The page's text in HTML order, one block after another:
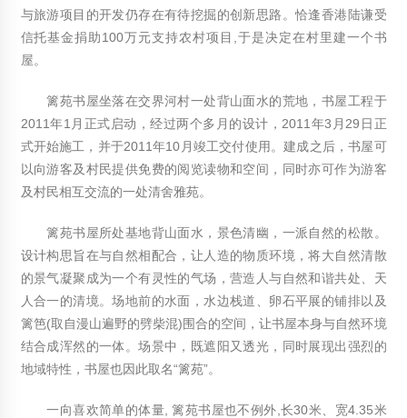
增强木结构建筑的安全性因素
2013年9月5日
2012年7月12日
2012年材料科学与纳米技术国际会议(ICMSN2012)
2012年2月16日
上海博远木业：专业设计建造木结构木屋、木别墅
与旅游项目的开发仍存在有待挖掘的创新思路。恰逢香港陆谦受
信托基金捐助100万元支持农村项目,于是决定在村里建一个书
屋。
篱苑书屋坐落在交界河村一处背山面水的荒地，书屋工程于
2011年1月正式启动，经过两个多月的设计，2011年3月29日正
式开始施工，并于2011年10月竣工交付使用。建成之后，书屋可
以向游客及村民提供免费的阅览读物和空间，同时亦可作为游客
及村民相互交流的一处清舍雅苑。
篱苑书屋所处基地背山面水，景色清幽，一派自然的松散。
设计构思旨在与自然相配合，让人造的物质环境，将大自然清散
的景气凝聚成为一个有灵性的气场，营造人与自然和谐共处、天
人合一的清境。场地前的水面，水边栈道、卵石平展的铺排以及
篱笆(取自漫山遍野的劈柴混)围合的空间，让书屋本身与自然环境
结合成浑然的一体。场景中，既遮阳又透光，同时展现出强烈的
地域特性，书屋也因此取名“篱苑”。
一向喜欢简单的体量, 篱苑书屋也不例外,长30米、宽4.35米